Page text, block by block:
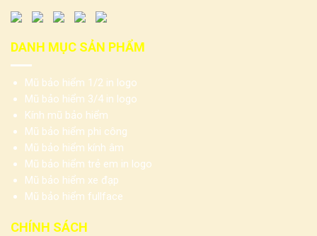
DANH MỤC SẢN PHẨM
Mũ bảo hiểm 1/2 in logo
Mũ bảo hiểm 3/4 in logo
Kính mũ bảo hiểm
Mũ bảo hiểm phi công
Mũ bảo hiểm kính âm
Mũ bảo hiểm trẻ em in logo
Mũ bảo hiểm xe đạp
Mũ bảo hiểm fullface
CHÍNH SÁCH